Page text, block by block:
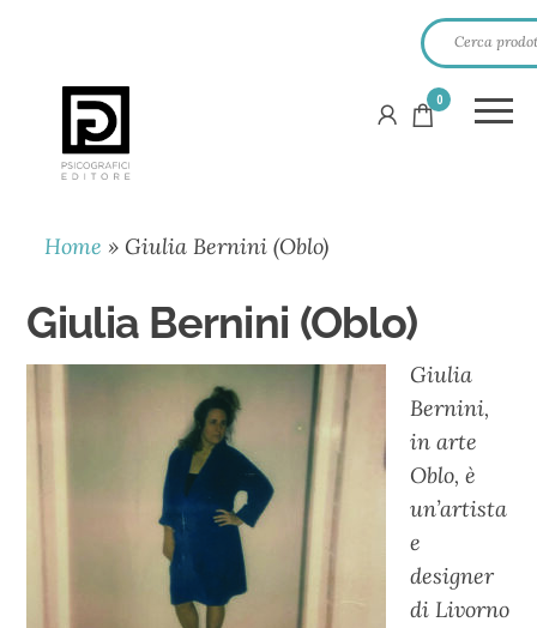
PSICOGRAFICI
EDITORE
0
Home » Giulia Bernini (Oblo)
Giulia Bernini (Oblo)
Giulia
Bernini,
in arte
Oblo, è
un’artista
e
designer
di Livorno